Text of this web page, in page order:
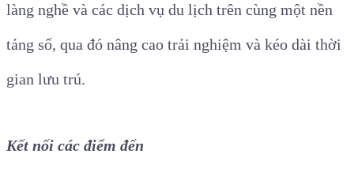
làng nghề và các dịch vụ du lịch trên cùng một nền
tảng số, qua đó nâng cao trải nghiệm và kéo dài thời
gian lưu trú.
Kết nối các điểm đến